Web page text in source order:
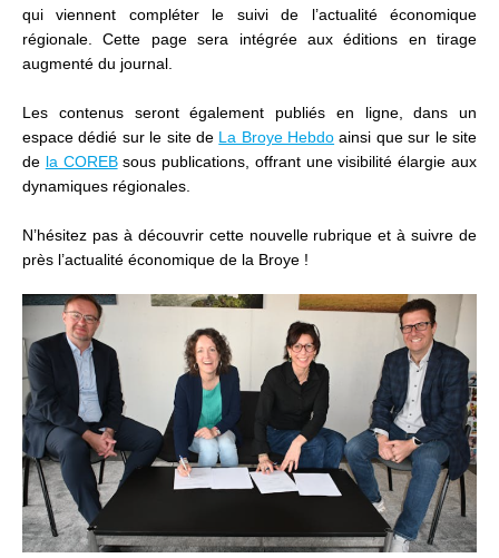
qui viennent compléter le suivi de l’actualité économique
régionale. Cette page sera intégrée aux éditions en tirage
augmenté du journal.
Les contenus seront également publiés en ligne, dans un
espace dédié sur le site de La Broye Hebdo ainsi que sur le site
de la COREBsous publications , offrant une visibilité élargie aux
dynamiques régionales.
N’hésitez pas à découvrir cette nouvelle rubrique et à suivre de
près l’actualité économique de la Broye !